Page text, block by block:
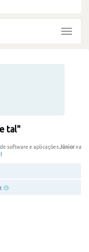
Toggle
tal"
software e aplicaçõesJúniorna